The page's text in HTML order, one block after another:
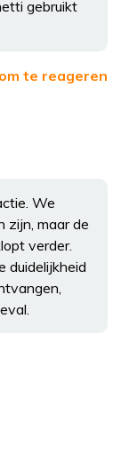
gebruikt
te reageren
We
zijn, maar de
verder.
duidelijkheid